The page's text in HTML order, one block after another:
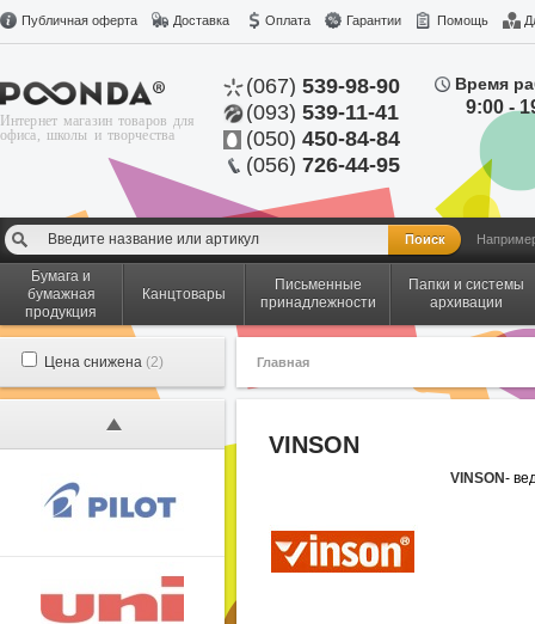
Публичная оферта Доставка Оплата Гарантии Помощь
Интернет магазин товаров для
офиса, школы и творчества
(067) 539-98-90
(093) 539-11-41
(050) 450-84-84
(056) 726-44-95
Время
9:00 -
Бумага и
бумажная
продукция
Канцтовары
Письменные
принадлежности
Папки и системы
архивации
Цена снижена (2) Главная
VINSON
VINSON-